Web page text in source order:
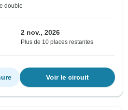
double
2 nov., 2026
Plus de 10 places restantes
Voir le circuit